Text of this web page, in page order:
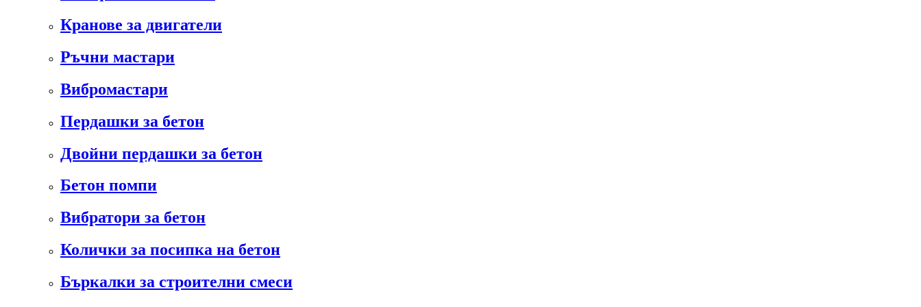
Кранове за двигатели
Ръчни мастари
Вибромастари
Пердашки за бетон
Двойни пердашки за бетон
Бетон помпи
Вибратори за бетон
Колички за посипка на бетон
Бъркалки за строителни смеси